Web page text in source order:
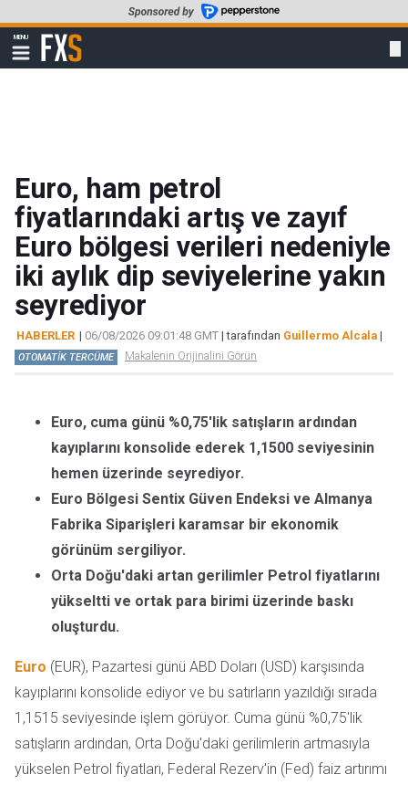
to
main
content
MENU
Show
navigation
FXStreet
Euro, ham petrol
fiyatlarındaki artış ve zayıf
Euro bölgesi verileri nedeniyle
iki aylık dip seviyelerine yakın
seyrediyor
HABERLER | 06/08/2026 09:01:48 GMT | tarafından Guillermo Alcala |
OTOMATİK TERCÜME Makalenin Orijinalini Görün
Euro, cuma günü %0,75'lik satışların ardından
kayıplarını konsolide ederek 1,1500 seviyesinin
hemen üzerinde seyrediyor.
Euro Bölgesi Sentix Güven Endeksi ve Almanya
Fabrika Siparişleri karamsar bir ekonomik
görünüm sergiliyor.
Orta Doğu'daki artan gerilimler Petrol fiyatlarını
yükseltti ve ortak para birimi üzerinde baskı
oluşturdu.
Euro (EUR), Pazartesi günü ABD Doları (USD) karşısında
kayıplarını konsolide ediyor ve bu satırların yazıldığı sırada
1,1515 seviyesinde işlem görüyor. Cuma günü %0,75'lik
satışların ardından, Orta Doğu'daki gerilimlerin artmasıyla
yükselen Petrol fiyatları, Federal Rezerv'in (Fed) faiz artırımı